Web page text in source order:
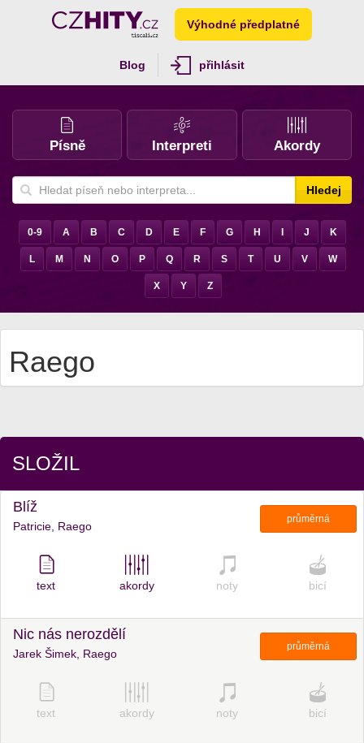
Výhodné předplatné
Blog přihlásit
Písně Interpreti Akordy
Hledej
0-9 A B C D E F G H J K
L M N O P Q R S T U V W
X Y Z
Raego
SLOŽIL
Blíž
Patricie, Raego
průměrná
text akordy noty bicí
Nic nás nerozdělí
Jarek Šimek, Raego
průměrná
text akordy noty bicí